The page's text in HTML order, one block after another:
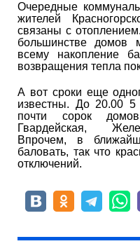
Очередные
жителей
связаны с
большинстве домов
всему накопление
возвращения тепла
А вот сроки еще
известны. До 20.00 5
почти сорок
Гвардейская,
Впрочем, в
баловать, так что
отключений.